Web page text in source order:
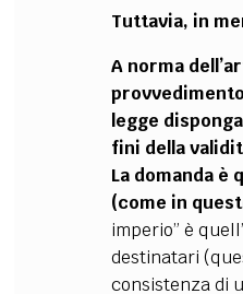
Tuttavia, in
A norma
legge
fini della
La domanda
(come in
imperio” è
destinatari
consistenza di